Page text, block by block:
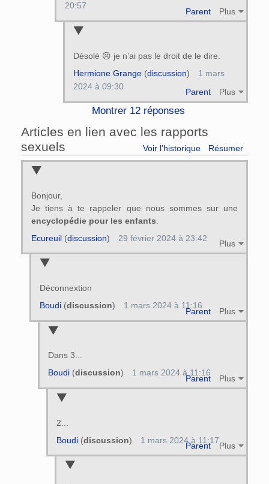
Parent Plus
20:57
Désolé 😣 je n’ai pas le droit de le dire.
Parent Plus
Hermione Grange(discussion)
1 mars
2024 à 09:30
Montrer 12 réponses
Articles en lien avec les rapports
sexuels
Voir l’historique Résumer
Bonjour,
Je tiens à te rappeler que nous sommes sur une
encyclopédie pour les enfants
Plus
Ecureuil(discussion) 29 février 2024 à 23:42
Déconnextion
Parent Plus
Boudi(discussion) 1 mars 2024 à 11:16
Dans 3...
Parent Plus
Boudi(discussion) 1 mars 2024 à 11:16
2...
Parent Plus
Boudi(discussion) 1 mars 2024 à 11:17